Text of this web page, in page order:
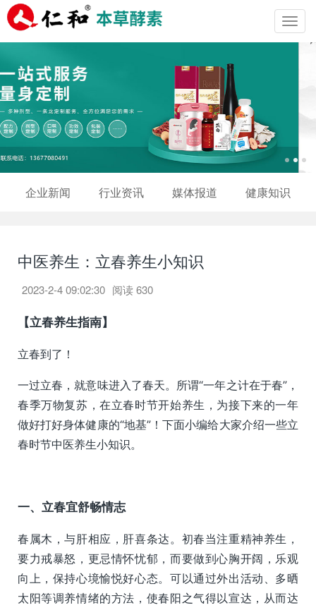
企业新闻 行业资讯 媒体报道 健康知识
中医养生：立春养生小知识
2023-2-4 09:02:30 阅读630
【立春养生指南】
立春到了！
一过立春，就意味进入了春天。所谓“一年之计在于春”，
春季万物复苏，在立春时节开始养生，为接下来的一年
做好打好身体健康的“地基”！下面小编给大家介绍一些立
春时节中医养生小知识。
一、立春宜舒畅情志
春属木，与肝相应，肝喜条达。初春当注重精神养生，
要力戒暴怒，更忌情怀忧郁，而要做到心胸开阔，乐观
向上，保持心境愉悦好心态。可以通过外出活动、多晒
太阳等调养情绪的方法，使春阳之气得以宣达，从而达